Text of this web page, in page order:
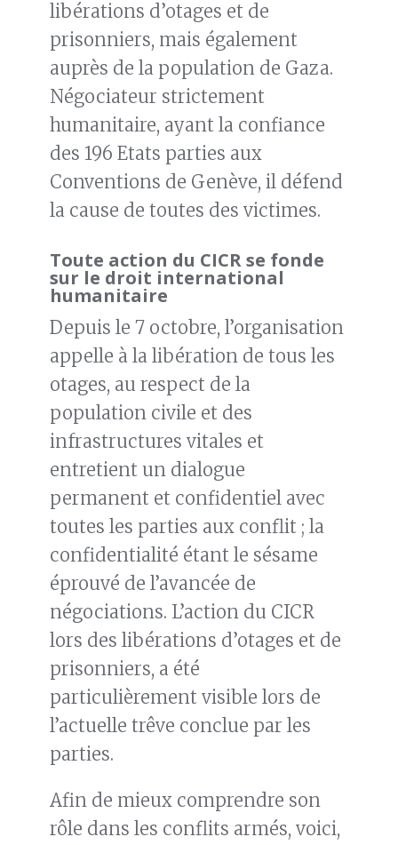
libérations d’otages et de
prisonniers, mais également
auprès de la population de Gaza.
Négociateur strictement
humanitaire, ayant la confiance
des 196 Etats parties aux
Conventions de Genève, il défend
la cause de toutes des victimes.
Toute action du CICR se fonde
sur le droit international
humanitaire
Depuis le 7 octobre, l’organisation
appelle à la libération de tous les
otages, au respect de la
population civile et des
infrastructures vitales et
entretient un dialogue
permanent et confidentiel avec
toutes les parties aux conflit ; la
confidentialité étant le sésame
éprouvé de l’avancée de
négociations. L’action du CICR
lors des libérations d’otages et de
prisonniers, a été
particulièrement visible lors de
l’actuelle trêve conclue par les
parties.
Afin de mieux comprendre son
rôle dans les conflits armés, voici,